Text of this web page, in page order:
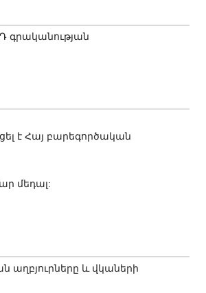
գրականության
է Հայ բարեգործական
մեդալ:
աղբյուրները և վկաների